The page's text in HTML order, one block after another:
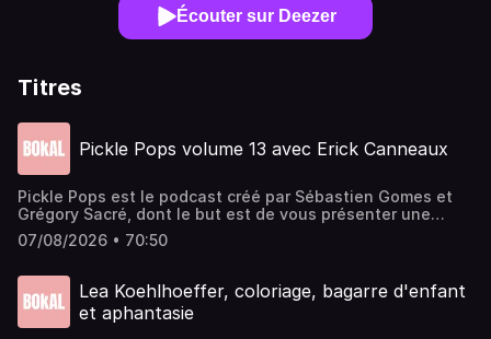
Écouter sur Deezer
Titres
Pickle Pops volume 13 avec Erick Canneaux
Pickle Pops est le podcast créé par⁠⁠⁠⁠⁠⁠⁠⁠ Sébastien Gomes⁠⁠⁠⁠⁠⁠⁠⁠ et
⁠⁠⁠⁠⁠⁠⁠⁠Grégory Sacré⁠⁠⁠⁠⁠⁠⁠⁠, dont le but est de vous présenter une
personnalité de la région rémoise au travers de la Pop
Culture, avec, pour chaque émission, un thème imposé par
Canneaux, nous fait le plaisir de nous rendre visite dans
Pickle Pops, pour une heure de franche rigolade, avec
comme thème : l'ennui dans la Pop Culture.Pickle Pops est
07/08/2026 • 70:50
Lea Koehlhoeffer, coloriage, bagarre d'enfant
et aphantasie